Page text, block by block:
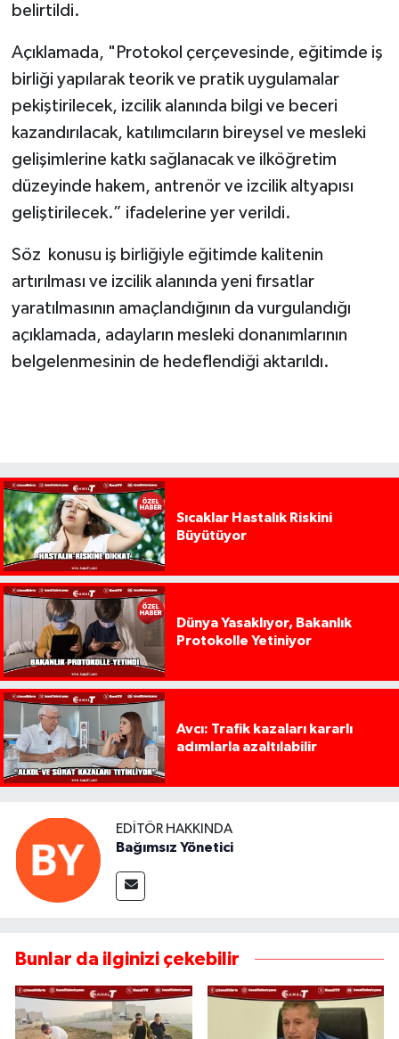
belirtildi.
Açıklamada, "Protokol çerçevesinde, eğitimde iş
birliği yapılarak teorik ve pratik uygulamalar
pekiştirilecek, izcilik alanında bilgi ve beceri
kazandırılacak, katılımcıların bireysel ve mesleki
gelişimlerine katkı sağlanacak ve ilköğretim
düzeyinde hakem, antrenör ve izcilik altyapısı
geliştirilecek.” ifadelerine yer verildi.
Söz konusu iş birliğiyle eğitimde kalitenin
artırılması ve izcilik alanında yeni fırsatlar
yaratılmasının amaçlandığının da vurgulandığı
açıklamada, adayların mesleki donanımlarının
belgelenmesinin de hedeflendiği aktarıldı.
Sıcaklar Hastalık Riskini
Büyütüyor
Dünya Yasaklıyor, Bakanlık
Protokolle Yetiniyor
Avcı: Trafik kazaları kararlı
adımlarla azaltılabilir
EDITÖR HAKKINDA
Bağımsız Yönetici
Bunlar da ilginizi çekebilir